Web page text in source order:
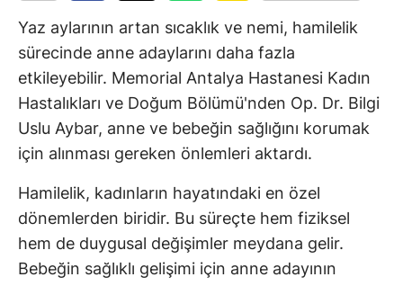
Yaz aylarının artan sıcaklık ve nemi, hamilelik
sürecinde anne adaylarını daha fazla
etkileyebilir. Memorial Antalya Hastanesi Kadın
Hastalıkları ve Doğum Bölümü'nden Op. Dr. Bilgi
Uslu Aybar, anne ve bebeğin sağlığını korumak
için alınması gereken önlemleri aktardı.
Hamilelik, kadınların hayatındaki en özel
dönemlerden biridir. Bu süreçte hem fiziksel
hem de duygusal değişimler meydana gelir.
Bebeğin sağlıklı gelişimi için anne adayının